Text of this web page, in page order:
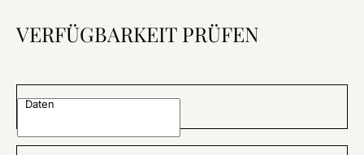
VERFÜGBARKEIT PRÜFEN
Daten